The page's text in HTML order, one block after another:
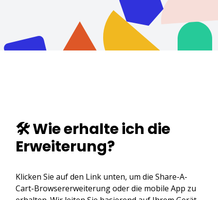
🛠️ Wie erhalte ich die
Erweiterung?
Klicken Sie auf den Link unten, um die Share-A-
Cart-Browsererweiterung oder die mobile App zu